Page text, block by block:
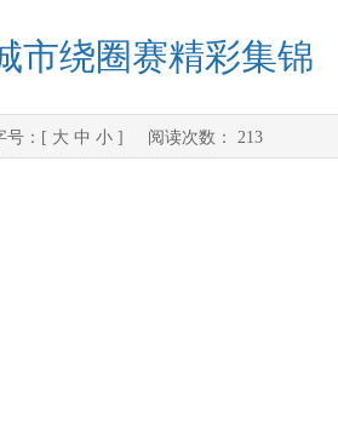
市绕圈赛精彩集锦
：[ 大 中 小] 阅读次数： 213